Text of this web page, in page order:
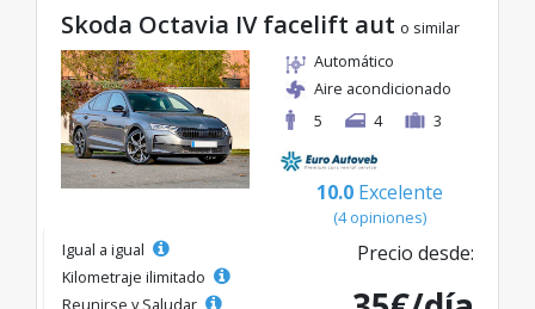
Skoda Octavia IV facelift aut o similar
Automático
Aire acondicionado
5
4 3
10.0 Excelente
(4 opiniones)
Igual a igual
Kilometraje ilimitado
Reunirse y Saludar
Precio desde: